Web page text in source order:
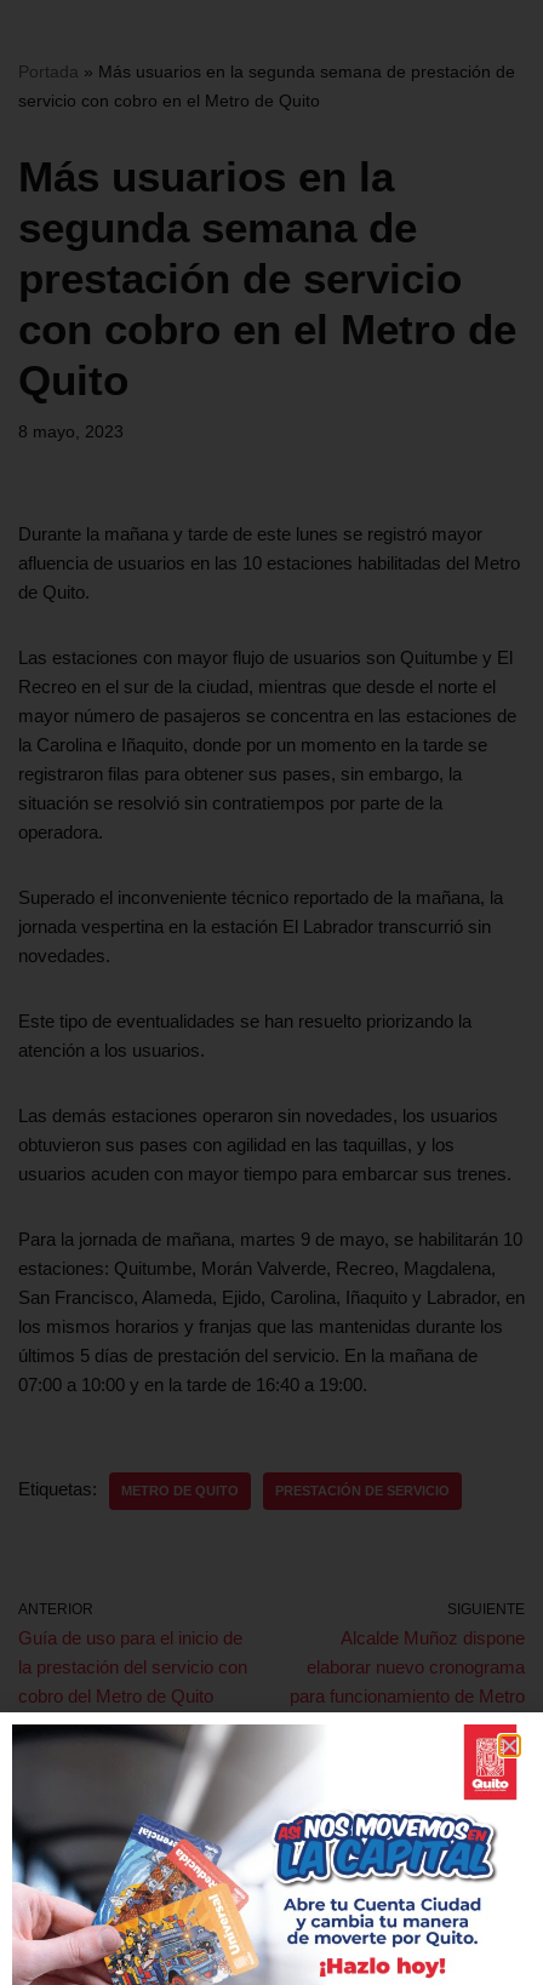
Portada » Más usuarios en la segunda semana de prestación de
servicio con cobro en el Metro de Quito
Más usuarios en la
segunda semana de
prestación de servicio
con cobro en el Metro de
Quito
8 mayo, 2023
Durante la mañana y tarde de este lunes se registró mayor
afluencia de usuarios en las 10 estaciones habilitadas del Metro
de Quito.
Las estaciones con mayor flujo de usuarios son Quitumbe y El
Recreo en el sur de la ciudad, mientras que desde el norte el
mayor número de pasajeros se concentra en las estaciones de
la Carolina e Iñaquito, donde por un momento en la tarde se
registraron filas para obtener sus pases, sin embargo, la
situación se resolvió sin contratiempos por parte de la
operadora.
Superado el inconveniente técnico reportado de la mañana, la
jornada vespertina en la estación El Labrador transcurrió sin
novedades.
Este tipo de eventualidades se han resuelto priorizando la
atención a los usuarios.
Las demás estaciones operaron sin novedades, los usuarios
obtuvieron sus pases con agilidad en las taquillas, y los
usuarios acuden con mayor tiempo para embarcar sus trenes.
Para la jornada de mañana, martes 9 de mayo, se habilitarán 10
estaciones: Quitumbe, Morán Valverde, Recreo, Magdalena,
San Francisco, Alameda, Ejido, Carolina, Iñaquito y Labrador, en
los mismos horarios y franjas que las mantenidas durante los
últimos 5 días de prestación del servicio. En la mañana de
07:00 a 10:00 y en la tarde de 16:40 a 19:00.
Etiquetas: METRO DE QUITO PRESTACIÓN DE SERVICIO
ANTERIOR
Guía de uso para el inicio de
la prestación del servicio con
cobro del Metro de Quito
SIGUIENTE
Alcalde Muñoz dispone
elaborar nuevo cronograma
para funcionamiento de Metro
de Quito
2 comentarios en «Más usuarios en la segunda
semana de prestación de servicio con cobro en el
Metro de Quito»